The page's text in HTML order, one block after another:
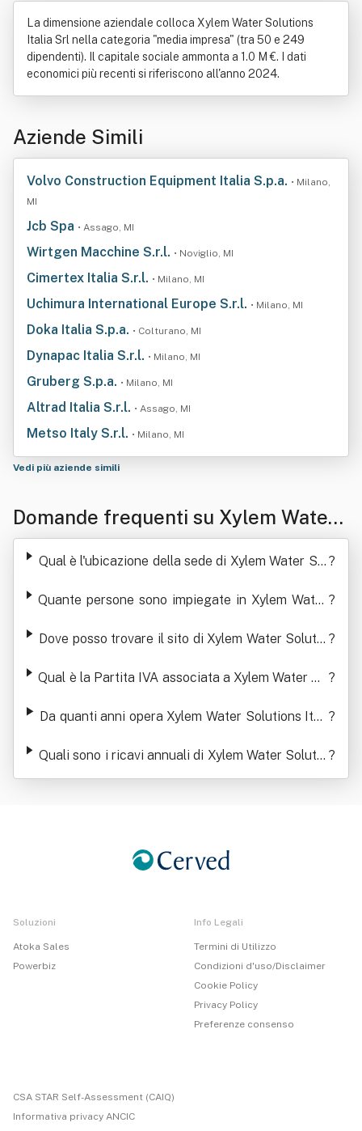
La dimensione aziendale colloca Xylem Water Solutions
Italia Srl nella categoria "media impresa" (tra 50 e 249
dipendenti). Il capitale sociale ammonta a 1.0 M €. I dati
economici più recenti si riferiscono all'anno 2024.
Aziende Simili
Volvo Construction Equipment Italia S.p.a. • Milano,
MI
Jcb Spa • Assago, MI
Wirtgen Macchine S.r.l. • Noviglio, MI
Cimertex Italia S.r.l. • Milano, MI
Uchimura International Europe S.r.l. • Milano, MI
Doka Italia S.p.a. • Colturano, MI
Dynapac Italia S.r.l. • Milano, MI
Gruberg S.p.a. • Milano, MI
Altrad Italia S.r.l. • Assago, MI
Metso Italy S.r.l. • Milano, MI
Vedi più aziende simili
Domande frequenti su Xylem Water
Solutions Italia Srl
Qual è l'ubicazione della sede di Xylem Water Sol ?
Quante persone sono impiegate in Xylem Water ?
Dove posso trovare il sito di Xylem Water Solutio ?
Qual è la Partita IVA associata a Xylem Water So ?
Da quanti anni opera Xylem Water Solutions Itali ?
Quali sono i ricavi annuali di Xylem Water Solutio
ns Italia Srl
?
Soluzioni
Atoka Sales
Powerbiz
Info Legali
Termini di Utilizzo
Condizioni d'uso/Disclaimer
Cookie Policy
Privacy Policy
Preferenze consenso
CSA STAR Self-Assessment (CAIQ)
Informativa privacy ANCIC